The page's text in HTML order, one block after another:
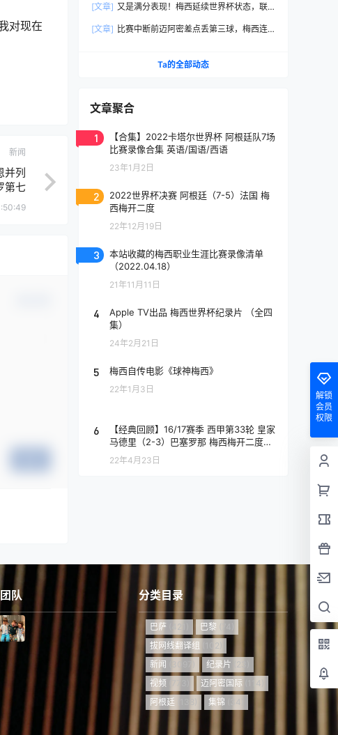
对现在
新闻
列
第七
[文章] 又是满分表现！梅西延续世界杯状态，联
[文章] 比赛中断前迈阿密差点丢第三球，梅西连
Ta的全部动态
文章聚合
1
【合集】2022卡塔尔世界杯 阿根廷队7场
比赛录像合集 英语/国语/西语
23年1月2日
2
2022世界杯决赛 阿根廷（7-5）法国 梅
西梅开二度
22年12月19日
3
本站收藏的梅西职业生涯比赛录像清单
（2022.04.18）
21年11月11日
4
Apple TV出品 梅西世界杯纪录片 （全四
集）
24年2月21日
5 梅西自传电影《球神梅西》
22年1月3日
6
【经典回顾】16/17赛季 西甲第33轮 皇家
马德里（2-3）巴塞罗那 梅西梅开二度
+绝杀 伯纳乌晾球衣
22年4月23日
解锁
会员
权限
队 分类目录
巴萨(421) 巴黎
拔网线翻译组
(102)
新闻
纪录片 (23)
视频(773) 迈阿密国际(114)
阿根廷
集锦 (34)